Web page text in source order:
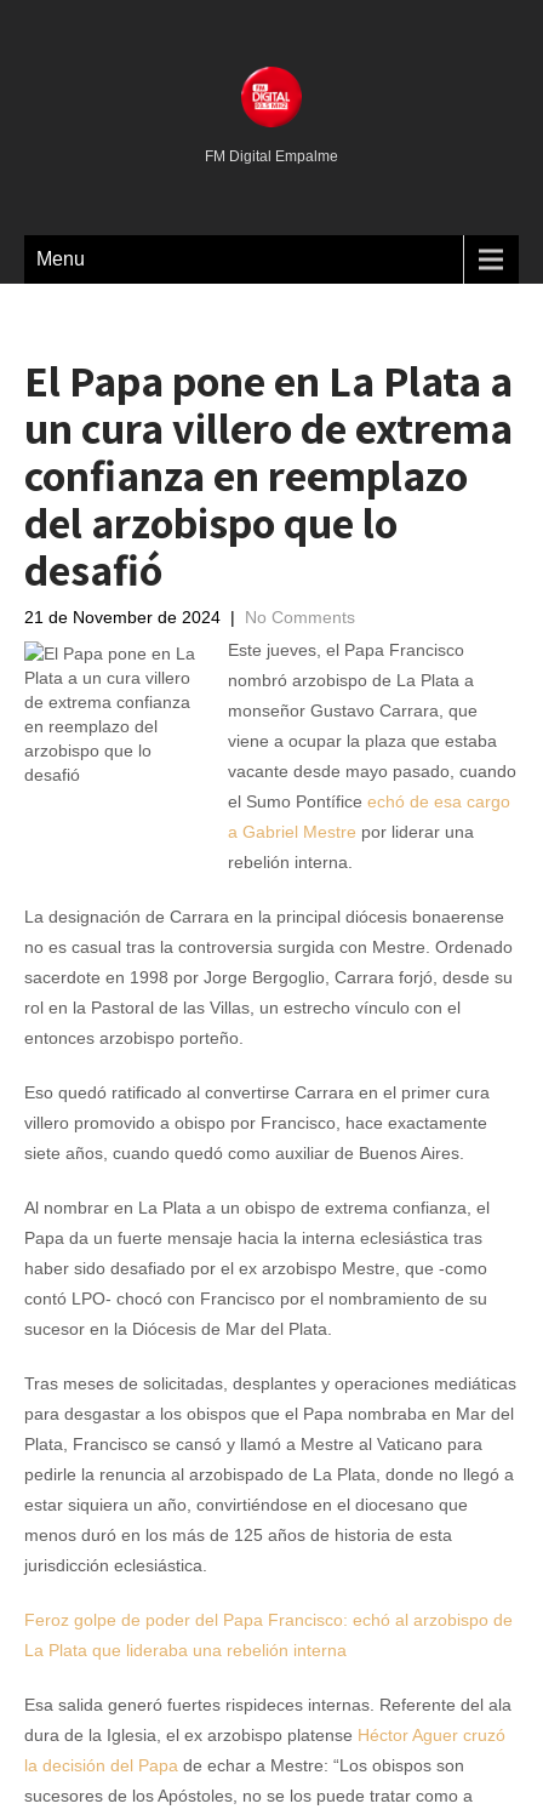
FM Digital Empalme
Menu
El Papa pone en La Plata a
un cura villero de extrema
confianza en reemplazo
del arzobispo que lo
desafió
21 de November de 2024 | No Comments
Este jueves, el Papa Francisco
nombró arzobispo de La Plata a
monseñor Gustavo Carrara, que
viene a ocupar la plaza que estaba
vacante desde mayo pasado, cuando
el Sumo Pontífice echó de esa cargo
a Gabriel Mestre por liderar una
rebelión interna.
La designación de Carrara en la principal diócesis bonaerense
no es casual tras la controversia surgida con Mestre. Ordenado
sacerdote en 1998 por Jorge Bergoglio, Carrara forjó, desde su
rol en la Pastoral de las Villas, un estrecho vínculo con el
entonces arzobispo porteño.
Eso quedó ratificado al convertirse Carrara en el primer cura
villero promovido a obispo por Francisco, hace exactamente
siete años, cuando quedó como auxiliar de Buenos Aires.
Al nombrar en La Plata a un obispo de extrema confianza, el
Papa da un fuerte mensaje hacia la interna eclesiástica tras
haber sido desafiado por el ex arzobispo Mestre, que -como
contó LPO- chocó con Francisco por el nombramiento de su
sucesor en la Diócesis de Mar del Plata.
Tras meses de solicitadas, desplantes y operaciones mediáticas
para desgastar a los obispos que el Papa nombraba en Mar del
Plata, Francisco se cansó y llamó a Mestre al Vaticano para
pedirle la renuncia al arzobispado de La Plata, donde no llegó a
estar siquiera un año, convirtiéndose en el diocesano que
menos duró en los más de 125 años de historia de esta
jurisdicción eclesiástica.
Feroz golpe de poder del Papa Francisco: echó al arzobispo de
La Plata que lideraba una rebelión interna
Esa salida generó fuertes rispideces internas. Referente del ala
dura de la Iglesia, el ex arzobispo platense Héctor Aguer cruzó
la decisión del Papa de echar a Mestre: “Los obispos son
sucesores de los Apóstoles, no se los puede tratar como a